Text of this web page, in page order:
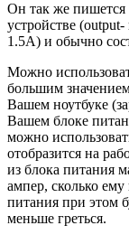
Он так же пишется
устройстве
1.5A) и обычно
Можно
большим
Вашем ноутбуке
Вашем блоке
можно
отобразится на
из блока питания
ампер, сколько
питания при этом
меньше греться.